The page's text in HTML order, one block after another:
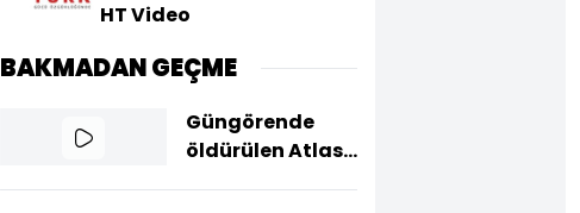
HT Video
BAKMADAN GEÇME
Güngörende
öldürülen Atlas